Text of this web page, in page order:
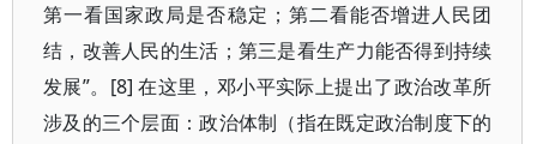
第一看国家政局是否稳定；第二看能否增进人民团
结，改善人民的生活；第三是看生产力能否得到持续
发展”。[8] 在这里，邓小平实际上提出了政治改革所
涉及的三个层面：政治体制（指在既定政治制度下的